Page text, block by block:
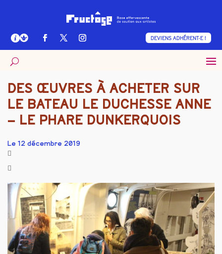
DEVIENS ADHÉRENT·E !
DES ŒUVRES À ACHETER SUR
LE BATEAU LE DUCHESSE ANNE
– LE PHARE DUNKERQUOIS
Le 12 décembre 2019